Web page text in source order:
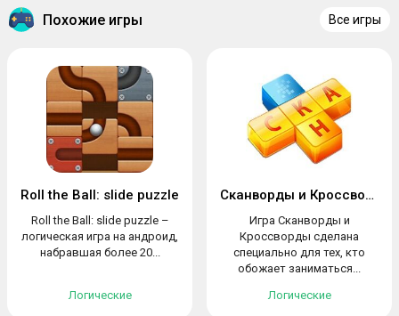
Похожие игры Все игры
Roll the Ball: slide puzzle
Roll the Ball: slide puzzle –
логическая игра на андроид,
набравшая более 20...
Логические
Сканворды и Кроссворды
Игра Сканворды и
Кроссворды сделана
специально для тех, кто
обожает заниматься...
Логические